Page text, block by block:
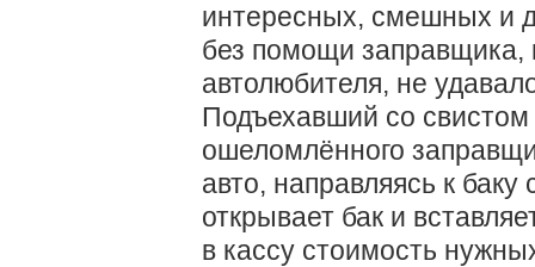
интересных, смешных и
без помощи заправщика,
автолюбителя, не
Подъехавший со свистом
ошеломлённого
авто, направляясь к
открывает бак и
в кассу стоимость